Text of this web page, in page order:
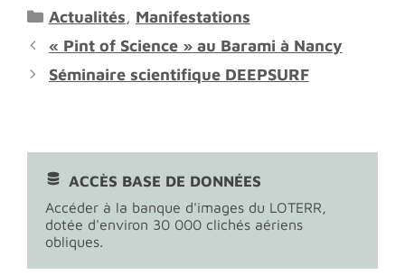
Catégories
Actualités, Manifestations
« Pint of Science » au Barami à Nancy
Séminaire scientifique DEEPSURF
ACCÈS BASE DE DONNÉES
Accéder à la banque d'images du LOTERR,
dotée d'environ 30 000 clichés aériens
obliques.